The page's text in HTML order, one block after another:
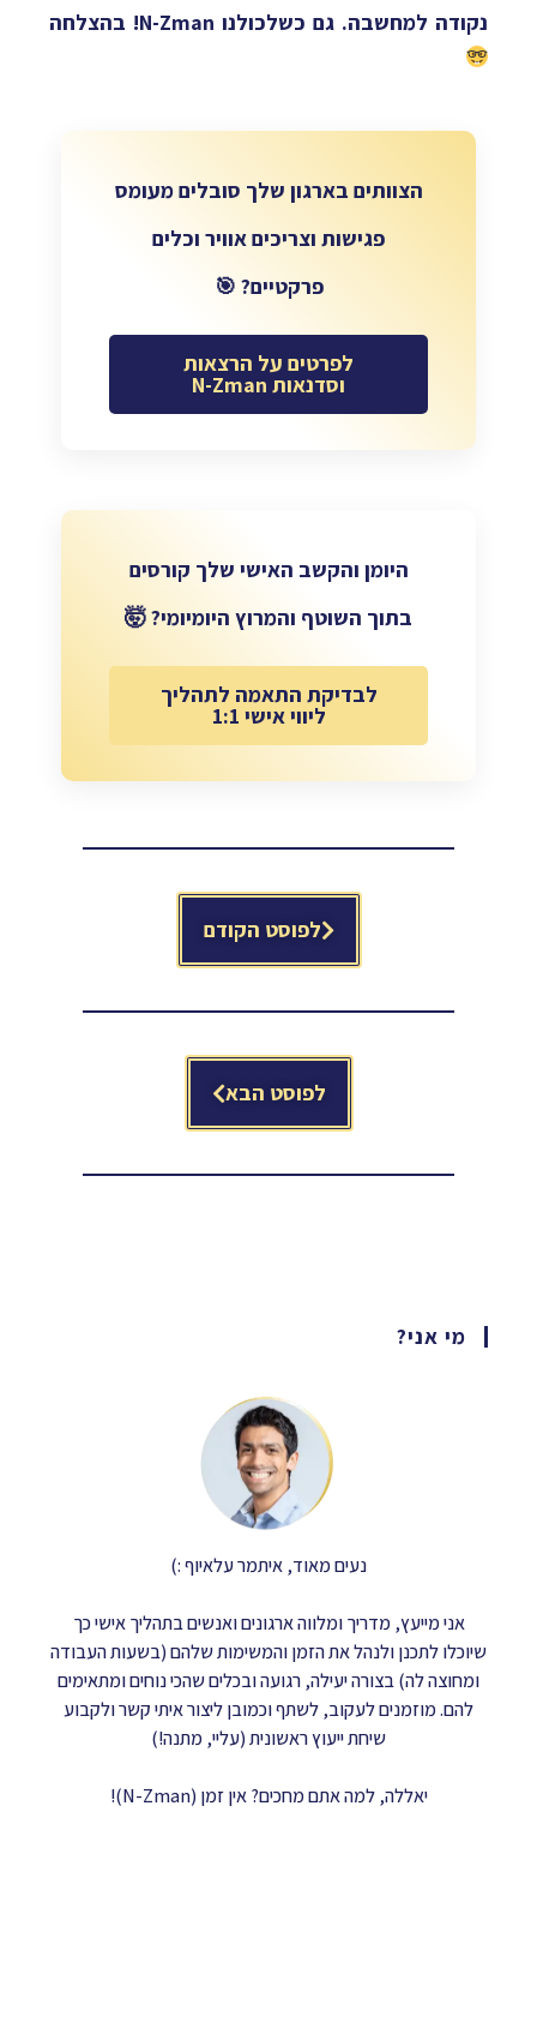
נקודה למחשבה. גם כשלכולנו N-Zman! בהצלחה
הצוותים בארגון שלך סובלים מעומס
פגישות וצריכים אוויר וכלים
פרקטיים? 🎯
לפרטים על הרצאות
וסדנאות N-Zman
היומן והקשב האישי שלך קורסים
בתוך השוטף והמרוץ היומיומי? 🤯
לבדיקת התאמה לתהליך
ליווי אישי 1:1
לפוסט הקודם
לפוסט הבא
מי אני?
נעים מאוד, איתמר עלאיוף :)
אני מייעץ, מדריך ומלווה ארגונים ואנשים בתהליך אישי כך
שיוכלו לתכנן ולנהל את הזמן והמשימות שלהם (בשעות העבודה
ומחוצה לה) בצורה יעילה, רגועה ובכלים שהכי נוחים ומתאימים
להם. מוזמנים לעקוב, לשתף וכמובן ליצור איתי קשר ולקבוע
שיחת ייעוץ ראשונית (עליי, מתנה!)
יאללה, למה אתם מחכים? אין זמן (N-Zman)!